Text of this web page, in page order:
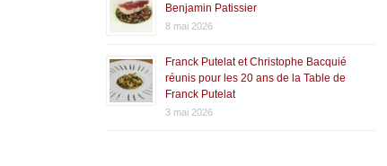
Benjamin Patissier
8 mai 2026
Franck Putelat et Christophe Bacquié
réunis pour les 20 ans de la Table de
Franck Putelat
3 mai 2026